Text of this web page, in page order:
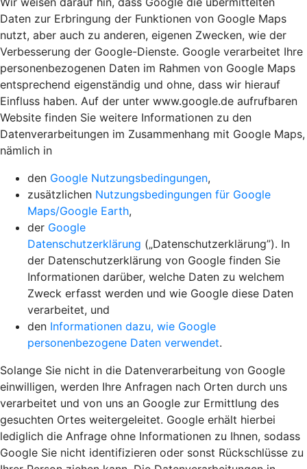
Daten zur Erbringung der Funktionen von Google Maps
nutzt, aber auch zu anderen, eigenen Zwecken, wie der
Verbesserung der Google-Dienste. Google verarbeitet Ihre
personenbezogenen Daten im Rahmen von Google Maps
entsprechend eigenständig und ohne, dass wir hierauf
Einfluss haben. Auf der unter www.google.de aufrufbaren
Website finden Sie weitere Informationen zu den
Datenverarbeitungen im Zusammenhang mit Google Maps,
nämlich in
den Google Nutzungsbedingungen,
zusätzlichen Nutzungsbedingungen für Google
Maps/Google Earth,
der Google
Datenschutzerklärung („Datenschutzerklärung”). In
der Datenschutzerklärung von Google finden Sie
Informationen darüber, welche Daten zu welchem
Zweck erfasst werden und wie Google diese Daten
verarbeitet, und
den Informationen dazu, wie Google
personenbezogene Daten verwendet.
Solange Sie nicht in die Datenverarbeitung von Google
einwilligen, werden Ihre Anfragen nach Orten durch uns
verarbeitet und von uns an Google zur Ermittlung des
gesuchten Ortes weitergeleitet. Google erhält hierbei
lediglich die Anfrage ohne Informationen zu Ihnen, sodass
Google Sie nicht identifizieren oder sonst Rückschlüsse zu